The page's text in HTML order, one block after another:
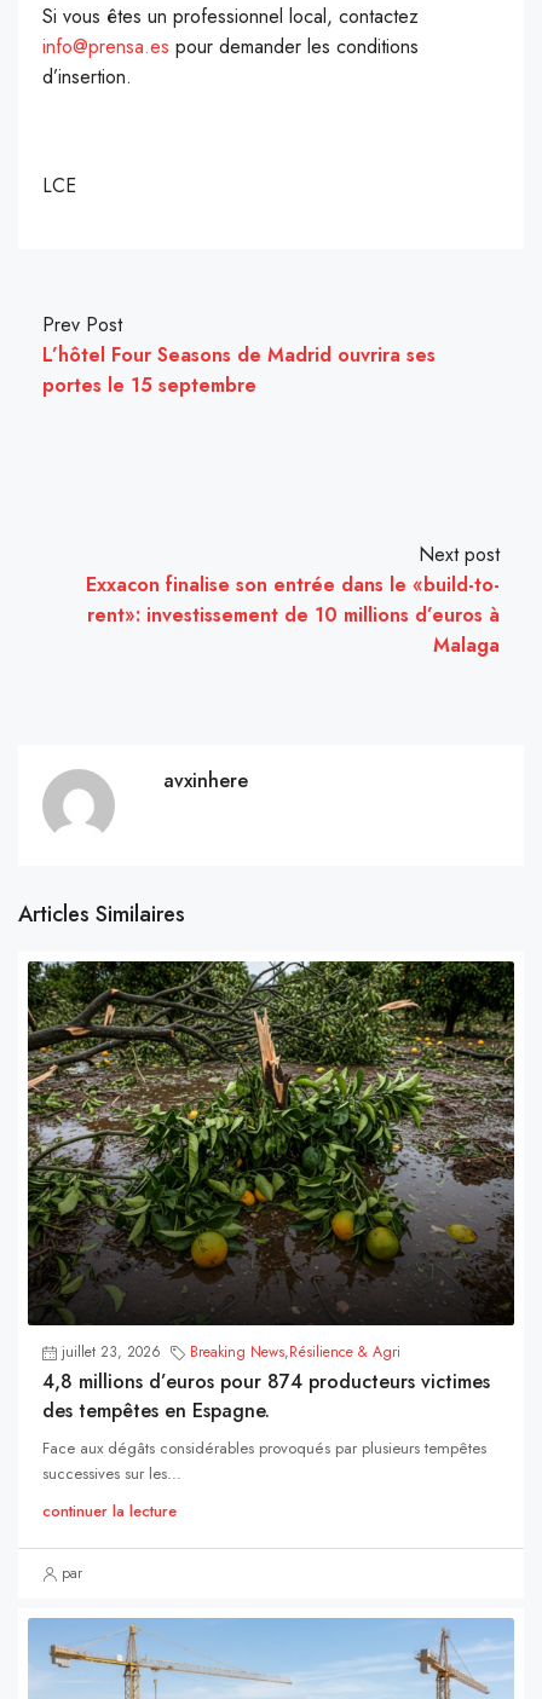
Si vous êtes un professionnel local, contactez
info@prensa.es pour demander les conditions
d’insertion.
LCE
Prev Post
L’hôtel Four Seasons de Madrid ouvrira ses
portes le 15 septembre
Next post
Exxacon finalise son entrée dans le «build-to-
rent»: investissement de 10 millions d’euros à
Malaga
avxinhere
Articles Similaires
juillet 23, 2026 Breaking News,Résilience & Agri
4,8 millions d’euros pour 874 producteurs victimes
des tempêtes en Espagne.
Face aux dégâts considérables provoqués par plusieurs tempêtes
successives sur les...
continuer la lecture
par